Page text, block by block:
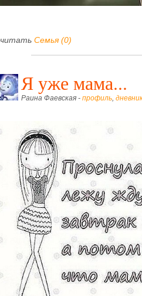
читать Семья (0)
Я уже мама...
Раина Фаевская - профиль,